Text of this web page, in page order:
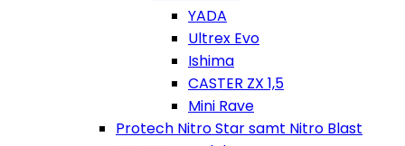
YADA
Ultrex Evo
Ishima
CASTER ZX 1,5
Mini Rave
Protech Nitro Star samt Nitro Blast